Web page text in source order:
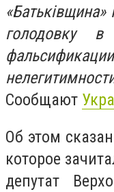
голодовку
Сообщают
Об этом
которое
депутат